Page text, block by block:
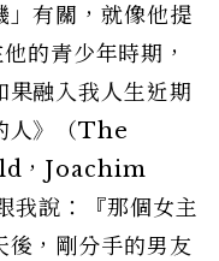
」有關，就像他提
的青少年時期，
果融入我人生近期
人》（The
，Joachim
說：『那個女主
後，剛分手的男友